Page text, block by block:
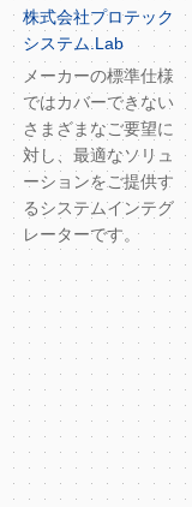
株式会社プロテック
システム.Lab
メーカーの標準仕様
ではカバーできない
さまざまなご要望に
対し、最適なソリュ
ーションをご提供す
るシステムインテグ
レーターです。